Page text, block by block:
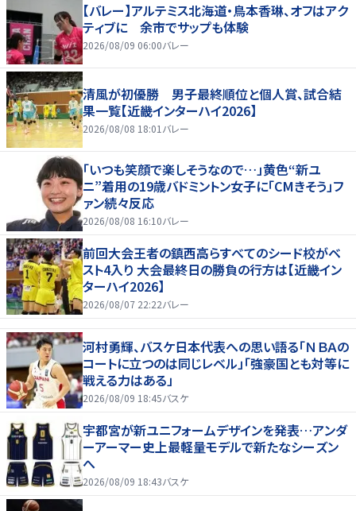
【バレー】アルテミス北海道・鳥本香琳、オフはアク
ティブに 余市でサップも体験
2026/08/09 06:00バレー
清風が初優勝 男子最終順位と個人賞、試合結
果一覧【近畿インターハイ2026】
2026/08/08 18:01 バレー
「いつも笑顔で楽しそうなので…」黄色“新ユ
ニ”着用の19歳バドミントン女子に「CMきそう」フ
ァン続々反応
2026/08/08 16:10バレー
前回大会王者の鎮西高らすべてのシード校がベ
スト4入り 大会最終日の勝負の行方は【近畿イン
ターハイ2026】
2026/08/07 22:22バレー
河村勇輝、バスケ日本代表への思い語る「ＮＢＡの
コートに立つのは同じレベル」「強豪国とも対等に
戦える力はある」
2026/08/09 18:45バスケ
宇都宮が新ユニフォームデザインを発表…アンダ
ーアーマー史上最軽量モデルで新たなシーズン
へ
2026/08/09 18:43バスケ